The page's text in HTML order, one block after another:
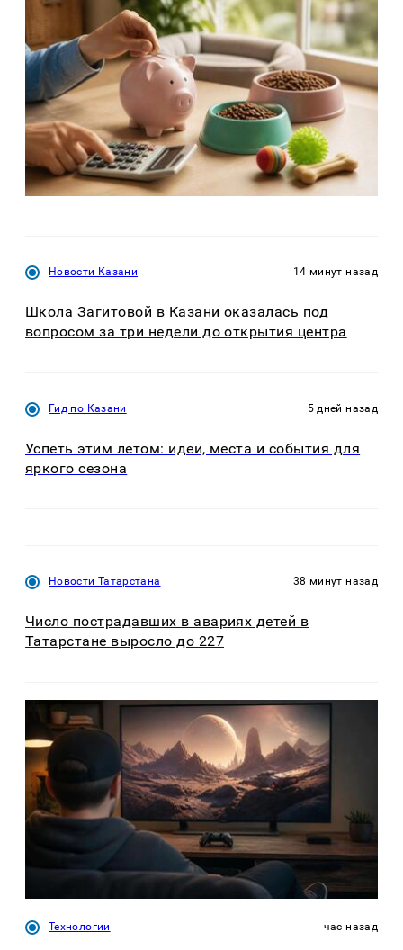
Новости Казани 14 минут назад
Школа Загитовой в Казани оказалась под
вопросом за три недели до открытия центра
Гид по Казани 5 дней назад
Успеть этим летом: идеи, места и события для
яркого сезона
Новости Татарстана 38 минут назад
Число пострадавших в авариях детей в
Татарстане выросло до 227
Технологии час назад